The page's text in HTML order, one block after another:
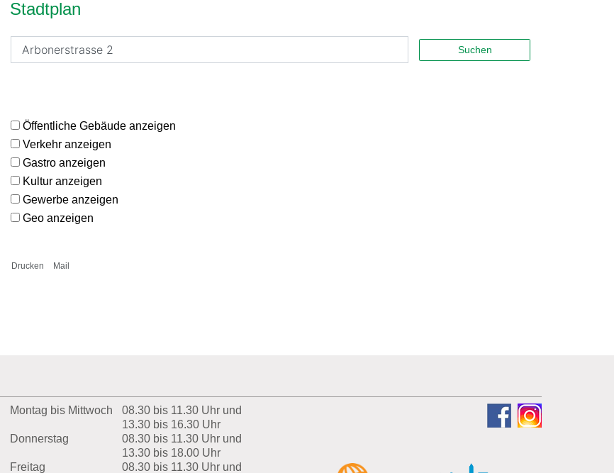
Inhalt
Stadtplan
Suchen
Öffentliche Gebäude anzeigen
Verkehr anzeigen
Gastro anzeigen
Kultur anzeigen
Gewerbe anzeigen
Geo anzeigen
Drucken Mail
Montag bis Mittwoch
08.30 bis 11.30 Uhr und
13.30 bis 16.30 Uhr
Donnerstag
08.30 bis 11.30 Uhr und
13.30 bis 18.00 Uhr
Freitag
08.30 bis 11.30 Uhr und